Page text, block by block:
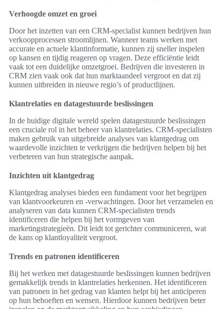
Verhoogde omzet en groei
Door het inzetten van een CRM-specialist kunnen bedrijven hun
verkoopprocessen stroomlijnen. Wanneer teams werken met
accurate en actuele klantinformatie, kunnen zij sneller inspelen
op kansen en tijdig reageren op vragen. Deze efficiëntie leidt
vaak tot een duidelijke omzetgroei. Bedrijven die investeren in
CRM zien vaak ook dat hun marktaandeel vergroot en dat zij
kunnen uitbreiden in nieuwe regio’s of productlijnen.
Klantrelaties en datagestuurde beslissingen
In de huidige digitale wereld spelen datagestuurde beslissingen
een cruciale rol in het beheer van klantrelaties. CRM-specialisten
maken gebruik van uitgebreide analyses van klantgedrag om
waardevolle inzichten te verkrijgen die bedrijven helpen bij het
verbeteren van hun strategische aanpak.
Inzichten uit klantgedrag
Klantgedrag analyses bieden een fundament voor het begrijpen
van klantvoorkeuren en -verwachtingen. Door het verzamelen en
analyseren van data kunnen CRM-specialisten trends
identificeren die helpen bij het vormgeven van
marketingstrategieën. Dit leidt tot gerichter communiceren, wat
de kans op klantloyaliteit vergroot.
Trends en patronen identificeren
Bij het werken met datagestuurde beslissingen kunnen bedrijven
gemakkelijk trends in klantrelaties herkennen. Het identificeren
van patronen in het gedrag van klanten helpt bij het anticiperen
op hun behoeften en wensen. Hierdoor kunnen bedrijven beter